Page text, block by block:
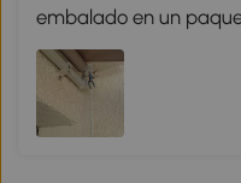
embalado en un
las barras largas en
laborioso, pero preciso.
olvidarse de insertar
rectangulares E-1 que